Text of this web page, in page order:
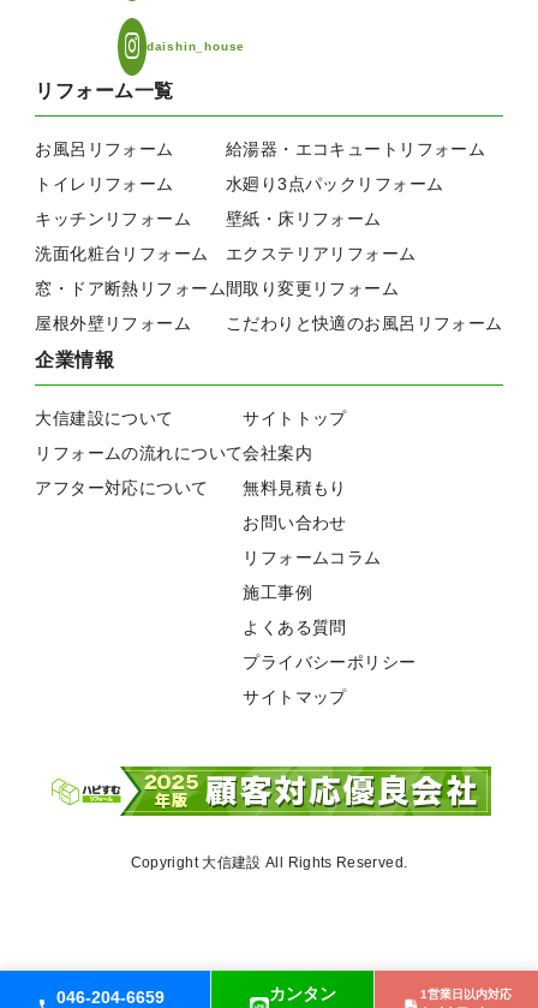
046-204-6659 カンタン 1営業日以内対応
daishin_house
リフォーム一覧
お風呂リフォーム
トイレリフォーム
キッチンリフォーム
洗面化粧台リフォーム
窓・ドア断熱リフォーム
屋根外壁リフォーム
給湯器・エコキュートリフォーム
水廻り3点パックリフォーム
壁紙・床リフォーム
エクステリアリフォーム
間取り変更リフォーム
こだわりと快適のお風呂リフォーム
企業情報
大信建設について
リフォームの流れについて
アフター対応について
サイトトップ
会社案内
無料見積もり
お問い合わせ
リフォームコラム
施工事例
よくある質問
プライバシーポリシー
サイトマップ
Copyright 大信建設 All Rights Reserved.